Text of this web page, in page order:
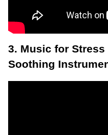
3. Music for
Soothing